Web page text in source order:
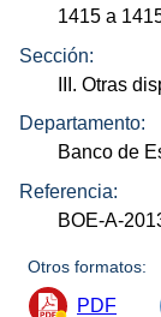
1415 a
Sección:
III. Otras
Departamento:
Banco de
Referencia:
BOE-A-
Otros formatos:
PDF